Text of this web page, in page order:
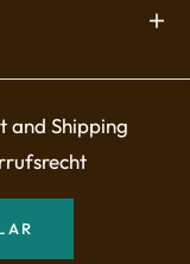
and Shipping